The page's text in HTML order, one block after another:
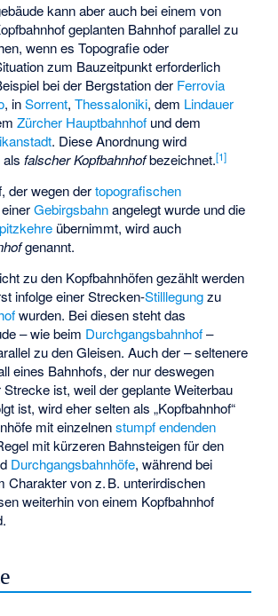
kann aber auch bei einem von
geplanten Bahnhof parallel zu
wenn es Topografie oder
zum Bauzeitpunkt erforderlich
bei der Bergstation der Ferrovia
, inSorrent,Thessaloniki, dem Lindauer
Zürcher Hauptbahnhof und dem
. Diese Anordnung wird
alsfalscher Kopfbahnhofbezeichnet.[1]
der wegen dertopografischen
einerGebirgsbahnangelegt wurde und die
übernimmt, wird auch
genannt.
zu den Kopfbahnhöfen gezählt werden
infolge einer Strecken-Stilllegungzu
wurden. Bei diesen steht das
– wie beim Durchgangsbahnhof–
zu den Gleisen. Auch der – seltenere
eines Bahnhofs, der nur deswegen
ist, weil der geplante Weiterbau
ist, wird eher selten als „Kopfbahnhof“
mit einzelnenstumpf endenden
mit kürzeren Bahnsteigen für den
Durchgangsbahnhöfe, während bei
Charakter von z. B. unterirdischen
weiterhin von einem Kopfbahnhof